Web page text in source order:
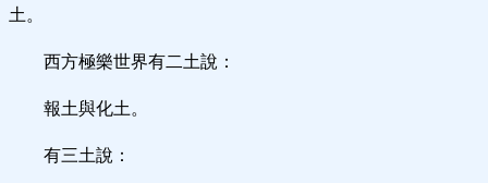
土。
西方極樂世界有二土說：
報土與化土。
有三土說：